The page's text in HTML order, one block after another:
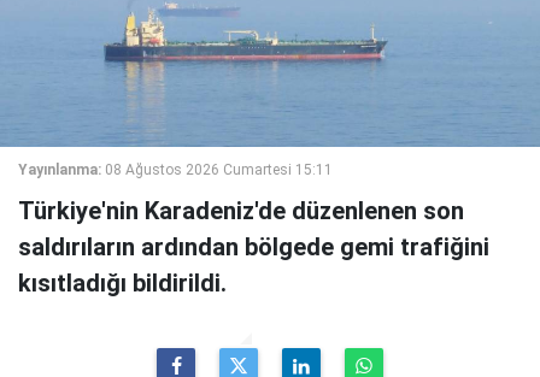
Yayınlanma: 08 Ağustos 2026 Cumartesi 15:11
Türkiye'nin Karadeniz'de düzenlenen son
saldırıların ardından bölgede gemi trafiğini
kısıtladığı bildirildi.